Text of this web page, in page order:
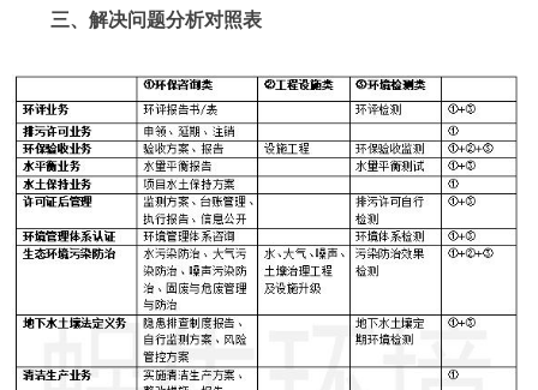
三、解决问题分析对照表